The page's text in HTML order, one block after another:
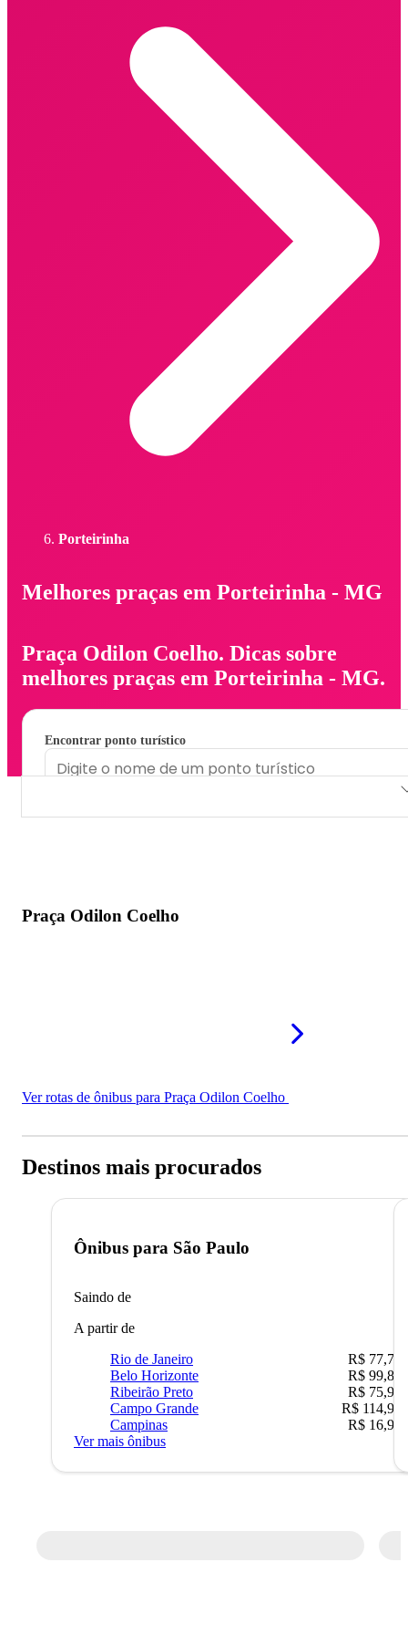
Porteirinha
Melhores praças em Porteirinha - MG
Praça Odilon Coelho. Dicas sobre
melhores praças em Porteirinha - MG.
Encontrar ponto turístico
Praça Odilon Coelho
Ver rotas de ônibus para Praça Odilon Coelho
Destinos mais procurados
Ônibus para São Paulo
Saindo de
A partir de
Rio de Janeiro
R$ 77,70
Belo Horizonte
R$ 99,89
Ribeirão Preto
R$ 75,90
Campo Grande
R$ 114,90
Campinas
R$ 16,90
Ver mais ônibus